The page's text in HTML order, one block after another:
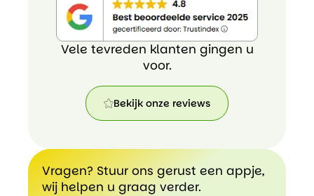
Vele tevreden klanten gingen u
voor.
Bekijk onze reviews
reviews
Vragen? Stuur ons gerust een appje,
wij helpen u graag verder.